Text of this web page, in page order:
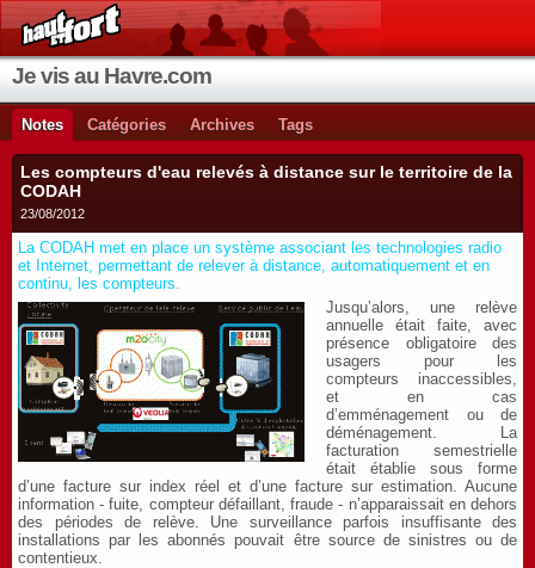
Je vis au Havre.com
Notes Catégories Archives Tags
Les compteurs d'eau relevés à distance sur le territoire de la
CODAH
23/08/2012
La CODAH met en place un système associant les technologies radio
et Internet, permettant de relever à distance, automatiquement et en
continu, les compteurs.
Jusqu’alors, une relève
annuelle était faite, avec
présence obligatoire des
usagers pour les
compteurs inaccessibles,
et en cas
d’emménagement ou de
déménagement. La
facturation semestrielle
était établie sous forme
d’une facture sur index réel et d’une facture sur estimation. Aucune
information - fuite, compteur défaillant, fraude - n’apparaissait en dehors
des périodes de relève. Une surveillance parfois insuffisante des
installations par les abonnés pouvait être source de sinistres ou de
contentieux.